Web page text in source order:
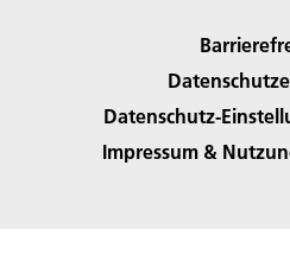
Datenschutz-
Impressum &